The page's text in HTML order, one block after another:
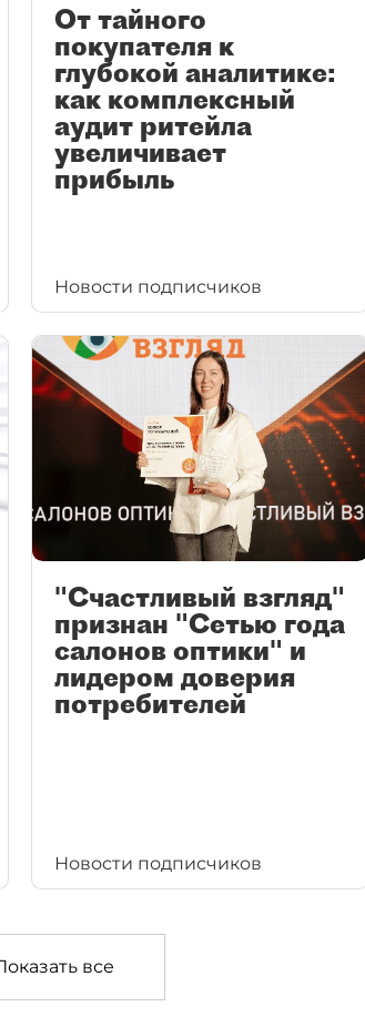
От тайного
покупателя к
глубокой аналитике:
как комплексный
аудит ритейла
увеличивает
прибыль
Новости подписчиков
"Счастливый взгляд"
признан "Сетью года
салонов оптики" и
лидером доверия
потребителей
Новости подписчиков
все